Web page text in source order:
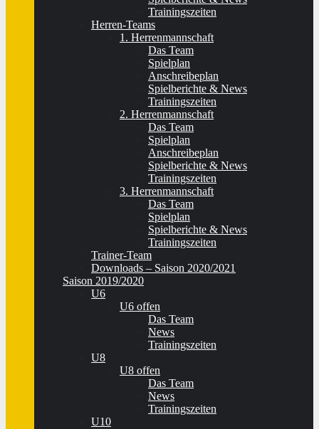
Trainingszeiten
Herren-Teams
1. Herrenmannschaft
Das Team
Spielplan
Anschreibeplan
Spielberichte & News
Trainingszeiten
2. Herrenmannschaft
Das Team
Spielplan
Anschreibeplan
Spielberichte & News
Trainingszeiten
3. Herrenmannschaft
Das Team
Spielplan
Spielberichte & News
Trainingszeiten
Trainer-Team
Downloads – Saison 2020/2021
Saison 2019/2020
U6
U6 offen
Das Team
News
Trainingszeiten
U8
U8 offen
Das Team
News
Trainingszeiten
U10